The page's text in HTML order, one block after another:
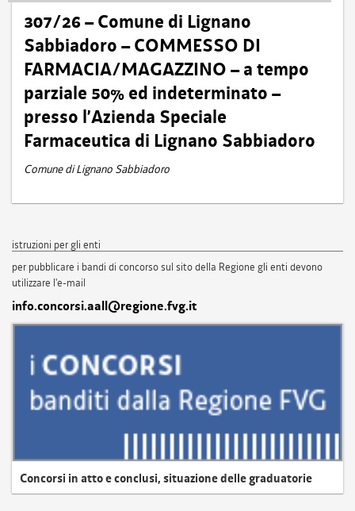
307/26 – Comune di Lignano
Sabbiadoro – COMMESSO DI
FARMACIA/MAGAZZINO – a tempo
parziale 50% ed indeterminato –
presso l’Azienda Speciale
Farmaceutica di Lignano Sabbiadoro
Comune di Lignano Sabbiadoro
istruzioni per gli enti
per pubblicare i bandi di concorso sul sito della Regione gli enti devono
utilizzare l'e-mail
info.concorsi.aall@regione.fvg.it
Concorsi in atto e conclusi, situazione delle graduatorie